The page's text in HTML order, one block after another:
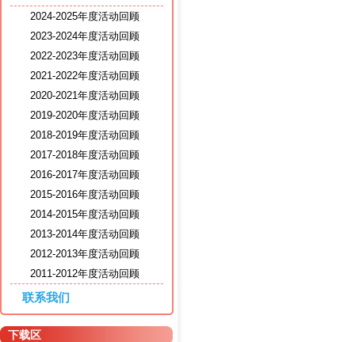
2024-2025年度活动回顾
2023-2024年度活动回顾
2022-2023年度活动回顾
2021-2022年度活动回顾
2020-2021年度活动回顾
2019-2020年度活动回顾
2018-2019年度活动回顾
2017-2018年度活动回顾
2016-2017年度活动回顾
2015-2016年度活动回顾
2014-2015年度活动回顾
2013-2014年度活动回顾
2012-2013年度活动回顾
2011-2012年度活动回顾
联系我们
下载区